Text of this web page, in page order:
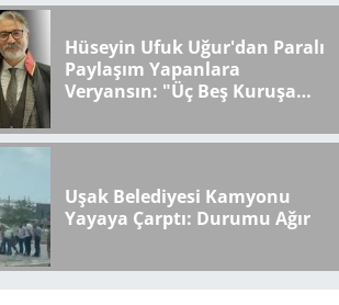
Hüseyin Ufuk Uğur'dan Paralı
Paylaşım Yapanlara
Veryansın: "Üç Beş Kuruşa
Medya..."
Uşak Belediyesi Kamyonu
Yayaya Çarptı: Durumu Ağır